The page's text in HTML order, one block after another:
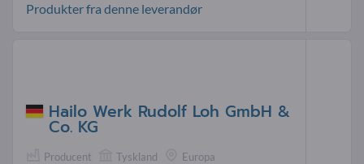
Produkter fra denne leverandør
Hailo Werk Rudolf Loh GmbH &
Co. KG
Producent Tyskland Europa